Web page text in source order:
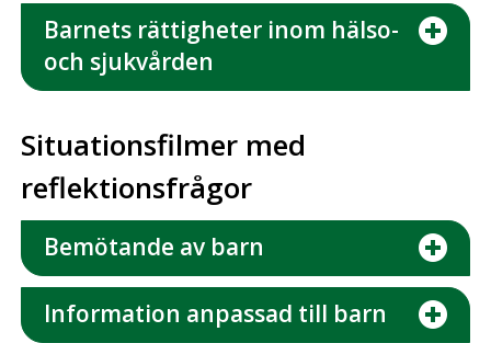
Barnets rättigheter inom hälso-
och sjukvården
Situationsfilmer med
reflektionsfrågor
Bemötande av barn
Information anpassad till barn